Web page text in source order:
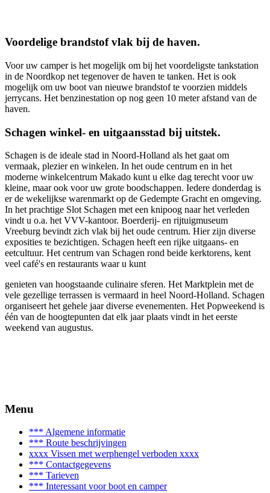
Voordelige brandstof vlak bij de haven.
Voor uw camper is het mogelijk om bij het voordeligste tankstation
in de Noordkop net tegenover de haven te tanken. Het is ook
mogelijk om uw boot van nieuwe brandstof te voorzien middels
jerrycans. Het benzinestation op nog geen 10 meter afstand van de
haven.
Schagen winkel- en uitgaansstad bij uitstek.
Schagen is de ideale stad in Noord-Holland als het gaat om
vermaak, plezier en winkelen. In het oude centrum en in het
moderne winkelcentrum Makado kunt u elke dag terecht voor uw
kleine, maar ook voor uw grote boodschappen. Iedere donderdag is
er de wekelijkse warenmarkt op de Gedempte Gracht en omgeving.
In het prachtige Slot Schagen met een knipoog naar het verleden
vindt u o.a. het VVV-kantoor. Boerderij- en rijtuigmuseum
Vreeburg bevindt zich vlak bij het oude centrum. Hier zijn diverse
exposities te bezichtigen. Schagen heeft een rijke uitgaans- en
eetcultuur. Het centrum van Schagen rond beide kerktorens, kent
veel café's en restaurants waar u kunt
genieten van hoogstaande culinaire sferen. Het Marktplein met de
vele gezellige terrassen is vermaard in heel Noord-Holland. Schagen
organiseert het gehele jaar diverse evenementen. Het Popweekend is
één van de hoogtepunten dat elk jaar plaats vindt in het eerste
weekend van augustus.
Menu
*** Algemene informatie
*** Route beschrijvingen
xxxx Vissen met werphengel verboden xxxx
*** Contactgegevens
*** Tarieven
*** Interessant voor boot en camper